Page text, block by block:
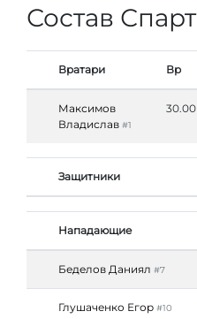
Состав
Вратари Вр
Максимов
Владислав #1
30.00
Защитники
Нападающие
Беделов Даниял #7
Глушаченко Егор #10